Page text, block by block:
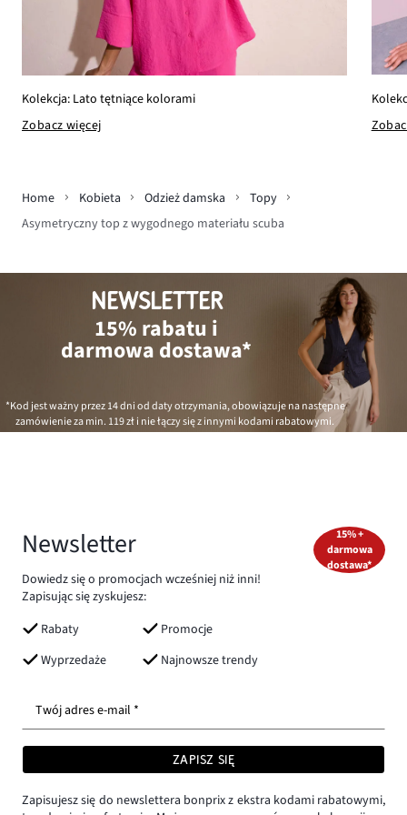
Kolekcja: Lato tętniące kolorami
Zobacz więcej
Home Kobieta Odzież damska
Topy
Asymetryczny top z wygodnego materiału scuba
NEWSLETTER
15% rabatu i
darmowa dostawa*
*Kod jest ważny przez 14 dni od daty otrzymania, obowiązuje na następne
zamówienie za min. 119 złi nie łączy się z innymi kodami rabatowymi.
Newsletter
Dowiedz się o promocjach wcześniej niż inni!
Zapisując się zyskujesz:
Rabaty
Promocje
Wyprzedaże
Najnowsze trendy
15% +
darmowa
dostawa*
Twój adres e-mail *
ZAPISZ SIĘ
Zapisujesz się do newslettera bonprix z ekstra kodami rabatowymi,